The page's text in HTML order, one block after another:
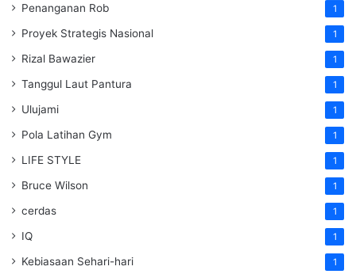
Penanganan Rob 1
Proyek Strategis Nasional 1
Rizal Bawazier 1
Tanggul Laut Pantura 1
Ulujami 1
Pola Latihan Gym 1
LIFE STYLE 1
Bruce Wilson 1
cerdas 1
IQ 1
Kebiasaan Sehari-hari 1